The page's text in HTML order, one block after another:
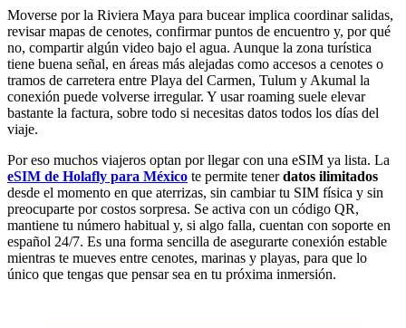
Moverse por la Riviera Maya para bucear implica coordinar salidas,
revisar mapas de cenotes, confirmar puntos de encuentro y, por qué
no, compartir algún video bajo el agua. Aunque la zona turística
tiene buena señal, en áreas más alejadas como accesos a cenotes o
tramos de carretera entre Playa del Carmen, Tulum y Akumal la
conexión puede volverse irregular. Y usar roaming suele elevar
bastante la factura, sobre todo si necesitas datos todos los días del
viaje.
Por eso muchos viajeros optan por llegar con una eSIM ya lista. La
eSIM de Holafly para México te permite tenerdatos ilimitados
desde el momento en que aterrizas, sin cambiar tu SIM física y sin
preocuparte por costos sorpresa. Se activa con un código QR,
mantiene tu número habitual y, si algo falla, cuentan con soporte en
español 24/7. Es una forma sencilla de asegurarte conexión estable
mientras te mueves entre cenotes, marinas y playas, para que lo
único que tengas que pensar sea en tu próxima inmersión.